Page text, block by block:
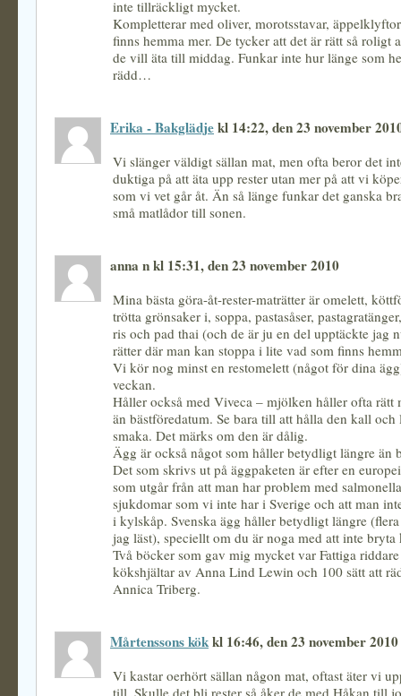
inte tillräckligt mycket.
Kompletterar med oliver, morotsstavar,
finns hemma mer. De tycker att det är rätt så roligt
de vill äta till middag. Funkar inte hur länge som
rädd…
Erika - Bakglädjekl 14:22, den 23 november
Vi slänger väldigt sällan mat, men ofta beror det
duktiga på att äta upp rester utan mer på att vi
som vi vet går åt. Än så länge funkar det ganska
små matlådor till sonen.
anna n kl 15:31, den 23 november 2010
Mina bästa göra-åt-rester-maträtter är omelett,
trötta grönsaker i, soppa, pastasåser,
ris och pad thai (och de är ju en del upptäckte jag
rätter där man kan stoppa i lite vad som finns
Vi kör nog minst en restomelett (något för dina
veckan.
Håller också med Viveca – mjölken håller ofta rätt
än bästföredatum. Se bara till att hålla den kall
smaka. Det märks om den är dålig.
Ägg är också något som håller betydligt längre än
Det som skrivs ut på äggpaketen är efter en
som utgår från att man har problem med
sjukdomar som vi inte har i Sverige och att man
i kylskåp. Svenska ägg håller betydligt längre
jag läst), speciellt om du är noga med att inte
Två böcker som gav mig mycket var Fattiga
kökshjältar av Anna Lind Lewin och 100 sätt att
Annica Triberg.
Mårtenssons kökkl 16:46, den 23 november 2010
Vi kastar oerhört sällan någon mat, oftast äter vi
till. Skulle det bli rester så åker de med Håkan till